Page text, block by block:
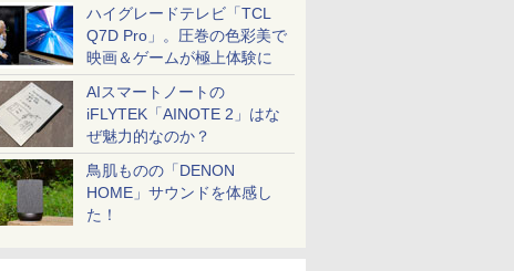
ハイグレードテレビ「TCL
Q7D Pro」。圧巻の色彩美で
映画＆ゲームが極上体験に
AIスマートノートの
iFLYTEK「AINOTE 2」はな
ぜ魅力的なのか？
鳥肌ものの「DENON
HOME」サウンドを体感し
た！